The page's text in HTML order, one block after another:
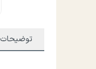
توضیحات